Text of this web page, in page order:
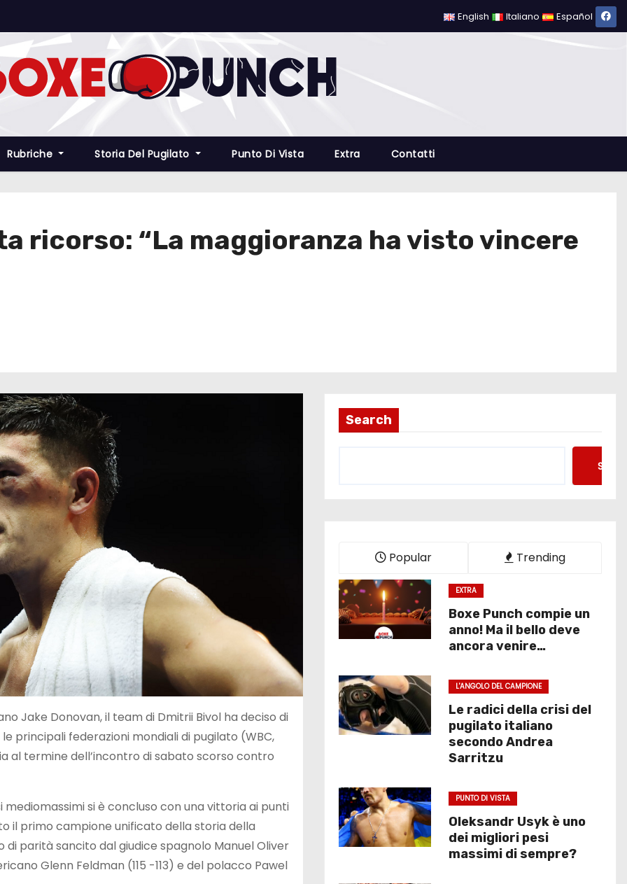
English Italiano Español
Rubriche Storia Del Pugilato Punto Di Vista Extra Contatti
ricorso: “La maggioranza ha visto vincere
Jake Donovan, il team di Dmitrii Bivol ha deciso di
principali federazioni mondiali di pugilato (WBC,
al termine dell’incontro di sabato scorso contro
si è concluso con una vittoria ai punti
il primo campione unificato della storia della
parità sancito dal giudice spagnolo Manuel Oliver
Glenn Feldman (115 -113) e del polacco Pawel
Search
Popular Trending
EXTRA
Boxe Punch compie un
anno! Ma il bello deve
ancora venire…
L'ANGOLO DEL CAMPIONE
Le radici della crisi del
pugilato italiano
secondo Andrea
Sarritzu
PUNTO DI VISTA
Oleksandr Usyk è uno
dei migliori pesi
massimi di sempre?